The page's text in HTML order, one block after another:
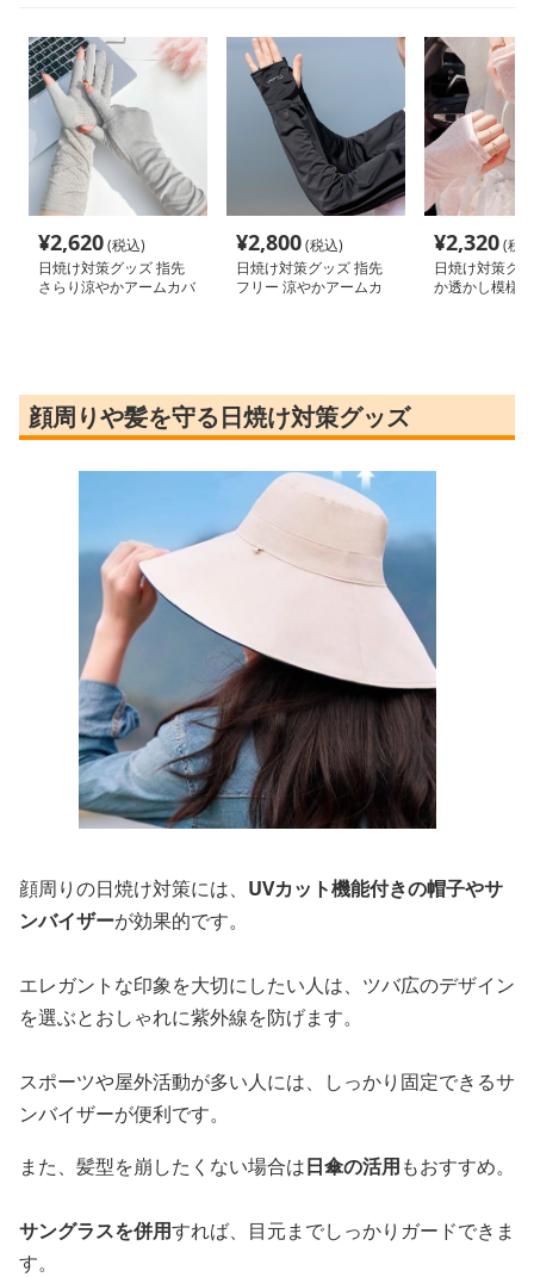
¥2,620(税込)
日焼け対策グッズ 指先
さらり涼やかアームカバ
¥2,800(税込)
日焼け対策グッズ 指先
フリー 涼やかアームカ
¥2,320(税
日焼け対策グ
か透かし模様
顔周りや髪を守る日焼け対策グッズ
顔周りの日焼け対策には、 UVカット機能付きの帽子やサ
ンバイザーが効果的です。
エレガントな印象を大切にしたい人は、ツバ広のデザイン
を選ぶとおしゃれに紫外線を防げます。
スポーツや屋外活動が多い人には、しっかり固定できるサ
ンバイザーが便利です。
また、髪型を崩したくない場合は日傘の活用もおすすめ。
サングラスを併用すれば、目元までしっかりガードできま
す。